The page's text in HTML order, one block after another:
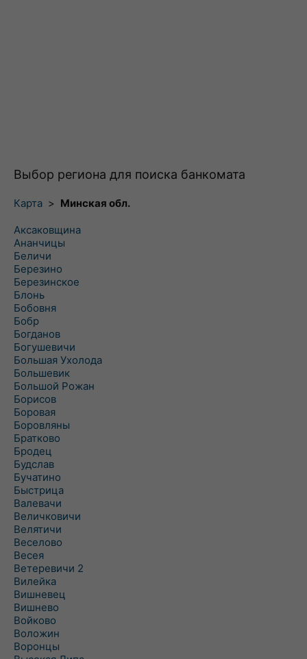
Выбор региона для поиска банкомата
Карта > Минская обл.
Аксаковщина
Ананчицы
Беличи
Березино
Березинское
Блонь
Бобовня
Бобр
Богданов
Богушевичи
Большая Ухолода
Большевик
Большой Рожан
Борисов
Боровая
Боровляны
Братково
Бродец
Будслав
Бучатино
Быстрица
Валевачи
Величковичи
Велятичи
Веселово
Весея
Ветеревичи 2
Вилейка
Вишневец
Вишнево
Войково
Воложин
Воронцы